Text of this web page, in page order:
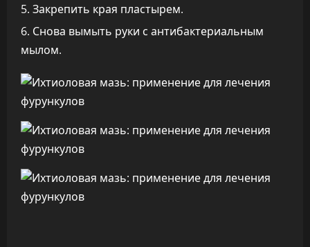
Закрепить края пластырем.
Снова вымыть руки с антибактериальным
мылом.